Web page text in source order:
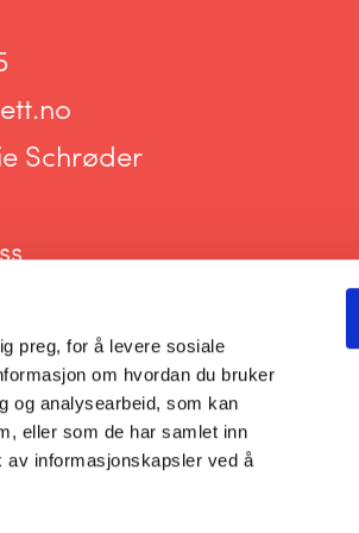
preg, for å levere sosiale
om hvordan du bruker
og analysearbeid, som kan
eller som de har samlet inn
av informasjonskapsler ved å
Schrøder